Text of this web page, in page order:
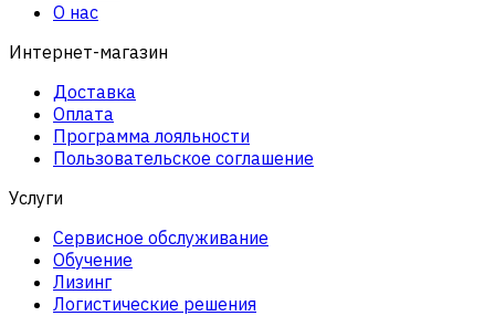
О нас
Интернет-магазин
Доставка
Оплата
Программа лояльности
Пользовательское соглашение
Услуги
Сервисное обслуживание
Обучение
Лизинг
Логистические решения